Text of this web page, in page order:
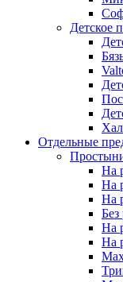
Детское
Отдельные
На
На
На
На
На